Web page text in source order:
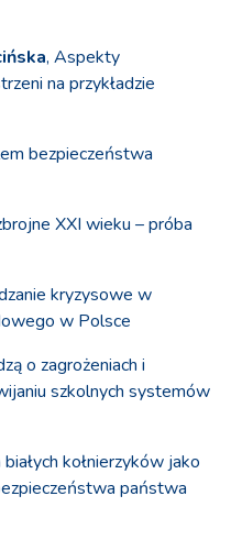
, Aspekty
na przykładzie
bezpieczeństwa
XXI wieku – próba
kryzysowe w
w Polsce
o zagrożeniach i
szkolnych systemów
kołnierzyków jako
państwa